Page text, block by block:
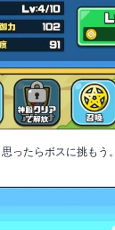
ったらボスに挑もう。